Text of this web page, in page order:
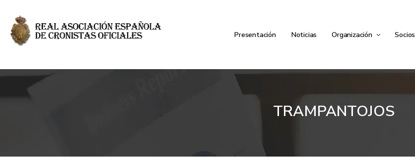
Presentación Noticias Organización Socios
TRAMPANTOJOS